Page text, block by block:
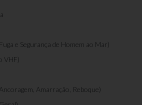
e Segurança de Homem ao Mar)
VHF)
Amarração, Reboque)